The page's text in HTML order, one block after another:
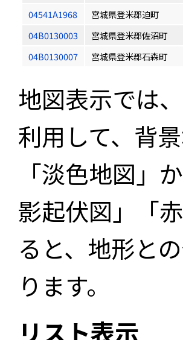
04541A1968
宮城県登米郡迫町
04B0130003
宮城県登米郡佐沼町
04B0130007
宮城県登米郡石森町
地図表示では
利用して、背
「淡色地図」
影起伏図」「
ると、地形と
ります。
リスト表示